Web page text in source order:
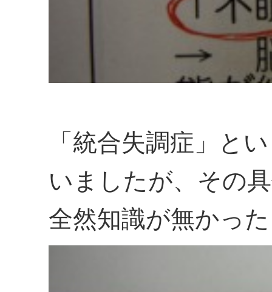
「統合失調症」と
いましたが、その
全然知識が無かっ